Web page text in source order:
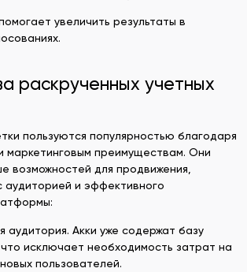
увеличить результаты в
раскрученных учетных
пользуются популярностью благодаря
маркетинговым преимуществам. Они
возможностей для продвижения,
аудиторией и эффективного
аудитория. Акки уже содержат базу
исключает необходимость затрат на
пользователей.